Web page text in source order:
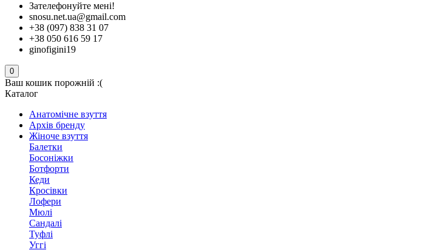
Зателефонуйте мені!
snosu.net.ua@gmail.com
+38 (097) 838 31 07
+38 050 616 59 17
ginofigini19
0
Ваш кошик порожній :(
Каталог
Анатомічне взуття
Архів бренду
Жіноче взуття
Балетки
Босоніжки
Ботфорти
Кеди
Кросівки
Лофери
Мюлі
Сандалі
Туфлі
Уггі